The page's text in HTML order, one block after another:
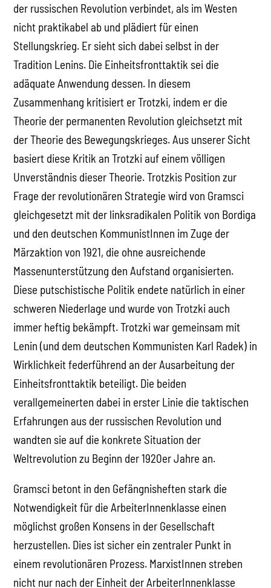
der russischen Revolution verbindet, als im Westen
nicht praktikabel ab und plädiert für einen
Stellungskrieg. Er sieht sich dabei selbst in der
Tradition Lenins. Die Einheitsfronttaktik sei die
adäquate Anwendung dessen. In diesem
Zusammenhang kritisiert er Trotzki, indem er die
Theorie der permanenten Revolution gleichsetzt mit
der Theorie des Bewegungskrieges. Aus unserer Sicht
basiert diese Kritik an Trotzki auf einem völligen
Unverständnis dieser Theorie. Trotzkis Position zur
Frage der revolutionären Strategie wird von Gramsci
gleichgesetzt mit der linksradikalen Politik von Bordiga
und den deutschen KommunistInnen im Zuge der
Märzaktion von 1921, die ohne ausreichende
Massenunterstützung den Aufstand organisierten.
Diese putschistische Politik endete natürlich in einer
schweren Niederlage und wurde von Trotzki auch
immer heftig bekämpft. Trotzki war gemeinsam mit
Lenin (und dem deutschen Kommunisten Karl Radek) in
Wirklichkeit federführend an der Ausarbeitung der
Einheitsfronttaktik beteiligt. Die beiden
verallgemeinerten dabei in erster Linie die taktischen
Erfahrungen aus der russischen Revolution und
wandten sie auf die konkrete Situation der
Weltrevolution zu Beginn der 1920er Jahre an.
Gramsci betont in den Gefängnisheften stark die
Notwendigkeit für die ArbeiterInnenklasse einen
möglichst großen Konsens in der Gesellschaft
herzustellen. Dies ist sicher ein zentraler Punkt in
einem revolutionären Prozess. MarxistInnen streben
nicht nur nach der Einheit der ArbeiterInnenklasse